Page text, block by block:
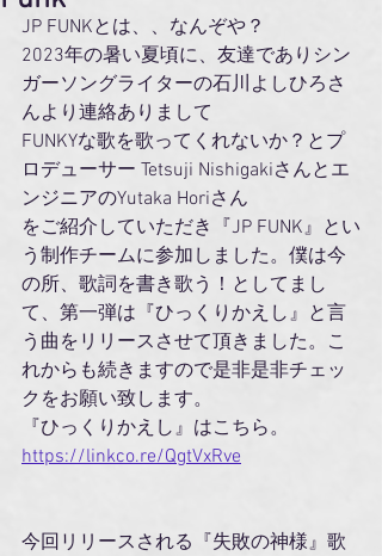
JP FUNKとは、、なんぞや？
2023年の暑い夏頃に、友達でありシン
ガーソングライターの石川よしひろさ
んより連絡ありまして
FUNKYな歌を歌ってくれないか？とプ
ロデューサー Tetsuji Nishigakiさんとエ
ンジニアのYutaka Horiさん
をご紹介していただき『JP FUNK』とい
う制作チームに参加しました。僕は今
の所、歌詞を書き歌う！としてまし
て、第一弾は『ひっくりかえし』と言
う曲をリリースさせて頂きました。こ
れからも続きますので是非是非チェッ
クをお願い致します。
『ひっくりかえし』はこちら。
https://linkco.re/QgtVxRve
今回リリースされる『失敗の神様』歌